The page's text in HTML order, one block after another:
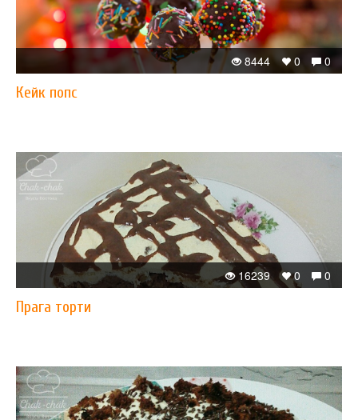
0
0
8444
Кейк попс
0
0
16239
Прага торти